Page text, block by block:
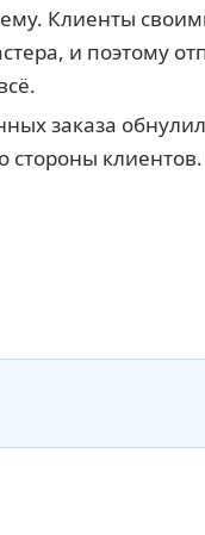
Клиенты
и поэтому
заказа
стороны